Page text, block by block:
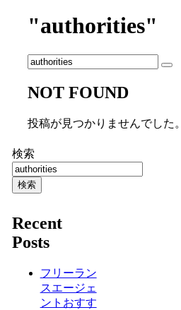
"authorities"
NOT FOUND
投稿が見つかりませんでした。
検索
検索
Recent
Posts
フリーラン
スエージェ
ントおすす